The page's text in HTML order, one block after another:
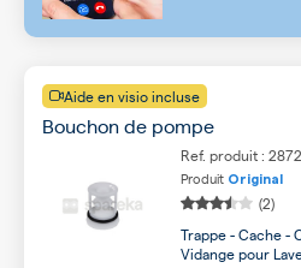
Aide en visio incluse
Bouchon de pompe
Ref. produit :
Produit Original
(2)
Trappe - Cache -
Vidange pour